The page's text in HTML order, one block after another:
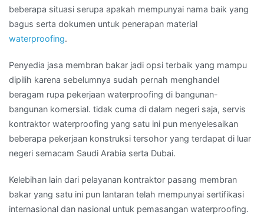
beberapa situasi serupa apakah mempunyai nama baik yang
bagus serta dokumen untuk penerapan material
waterproofing.
Penyedia jasa membran bakar jadi opsi terbaik yang mampu
dipilih karena sebelumnya sudah pernah menghandel
beragam rupa pekerjaan waterproofing di bangunan-
bangunan komersial. tidak cuma di dalam negeri saja, servis
kontraktor waterproofing yang satu ini pun menyelesaikan
beberapa pekerjaan konstruksi tersohor yang terdapat di luar
negeri semacam Saudi Arabia serta Dubai.
Kelebihan lain dari pelayanan kontraktor pasang membran
bakar yang satu ini pun lantaran telah mempunyai sertifikasi
internasional dan nasional untuk pemasangan waterproofing.